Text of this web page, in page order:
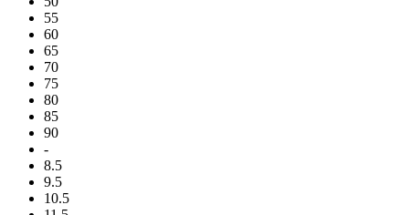
55
60
65
70
75
80
85
90
-
8.5
9.5
10.5